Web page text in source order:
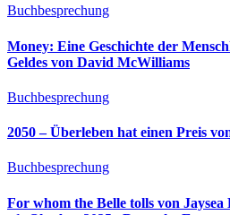
Buchbesprechung
Money: Eine Geschichte der
Geldes von David McWilliams
Buchbesprechung
2050 – Überleben hat einen Preis
Buchbesprechung
For whom the Belle tolls von